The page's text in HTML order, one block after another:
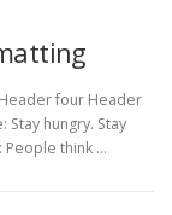
four Header
hungry. Stay
think …